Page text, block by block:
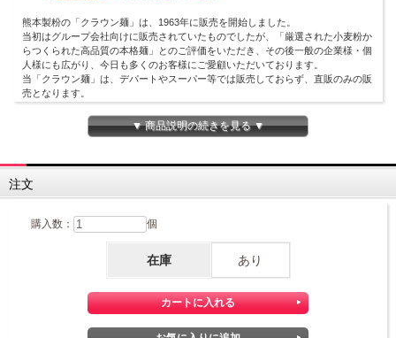
熊本製粉の「クラウン麺」は、1963年に販売を開始しました。
当初はグループ会社向けに販売されていたものでしたが、「厳選された小麦粉か
らつくられた高品質の本格麺」とのご評価をいただき、その後一般の企業様・個
人様にも広がり、今日も多くのお客様にご愛顧いただいております。
当「クラウン麺」は、デパートやスーパー等では販売しておらず、直販のみの販
売となります。
「こし」が強く、茹で伸びしにくいのが特徴です。
▼ 商品説明の続きを見る ▼
注文
購入数： 個
在庫 あり